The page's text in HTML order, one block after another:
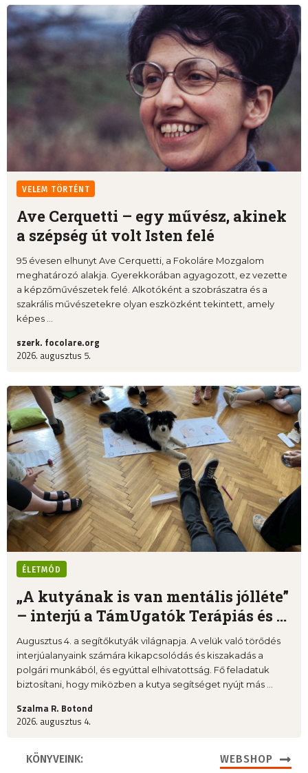
VELEM TÖRTÉNT
Ave Cerquetti – egy művész, akinek
a szépség út volt Isten felé
95 évesen elhunyt Ave Cerquetti, a Fokoláre Mozgalom
meghatározó alakja. Gyerekkorában agyagozott, ez vezette
a képzőművészetek felé. Alkotóként a szobrászatra és a
szakrális művészetekre olyan eszközként tekintett, amely
képes ...
szerk. focolare.org
2026. augusztus 5.
ÉLETMÓD
„A kutyának is van mentális jólléte”
– interjú a TámUgatók Terápiás és ...
Augusztus 4. a segítőkutyák világnapja. A velük való törődés
interjúalanyaink számára kikapcsolódás és kiszakadás a
polgári munkából, és egyúttal elhivatottság. Fő feladatuk
biztosítani, hogy miközben a kutya segítséget nyújt más ...
Szalma R. Botond
2026. augusztus 4.
KÖNYVEINK: WEBSHOP